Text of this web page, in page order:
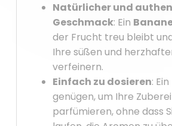
Natürlicher und
Geschmack: Ein
der Frucht treu bleibt
Ihre süßen und
verfeinern.
Einfach zu dosieren:
genügen, um Ihre
parfümieren, ohne dass